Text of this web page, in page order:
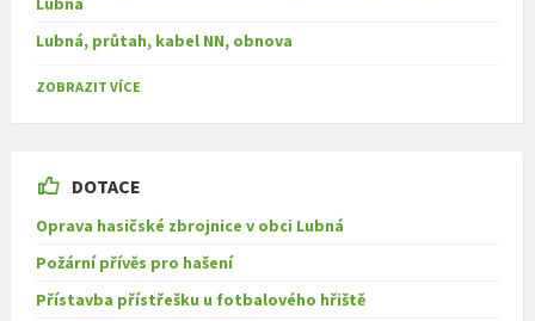
Lubná, průtah, kabel NN, obnova
ZOBRAZIT VÍCE
DOTACE
Oprava hasičské zbrojnice v obci Lubná
Požární přívěs pro hašení
Přístavba přístřešku u fotbalového hřiště